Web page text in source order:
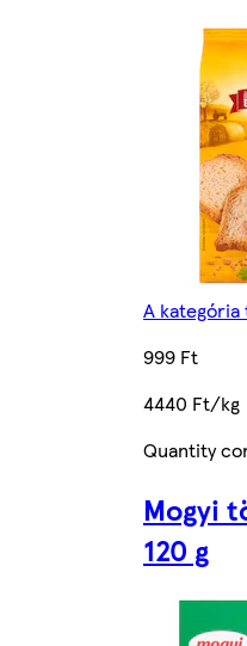
A
999 Ft
4440 Ft/kg
Quantity
Mogyi
120 g